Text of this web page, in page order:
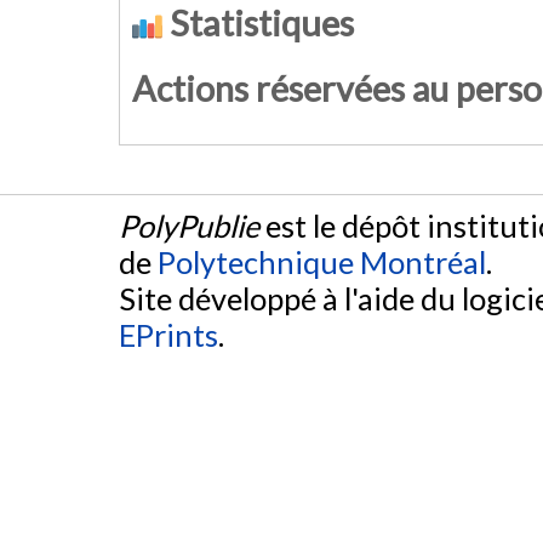
Statistiques
Actions réservées au
PolyPublieest le dépôt
de Polytechnique Montréal.
Site développé à l'aide du
EPrints.